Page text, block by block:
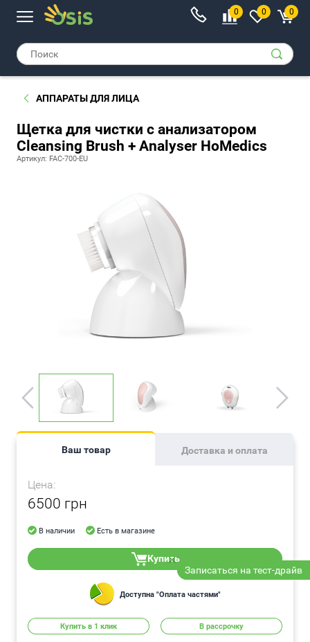
0 0 0
АППАРАТЫ ДЛЯ ЛИЦА
Щетка для чистки с анализатором
Cleansing Brush + Analyser HoMedics
Артикул: FAC-700-EU
Ваш товар Доставка и оплата
Цена:
6500 грн
В наличии Есть в магазине
Купить
Доступна "Оплата частями"
Купить в 1 клик В рассрочку
Записаться на тест-драйв